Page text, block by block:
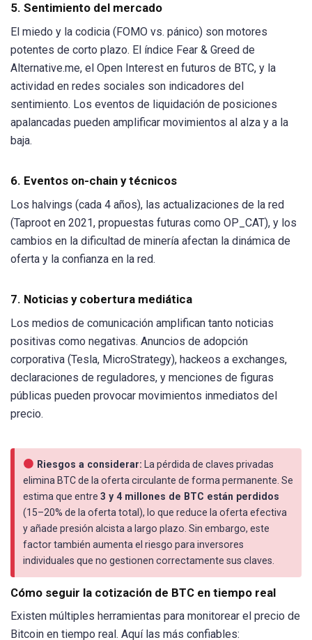
5. Sentimiento del mercado
El miedo y la codicia (FOMO vs. pánico) son motores
potentes de corto plazo. El índice Fear & Greed de
Alternative.me, el Open Interest en futuros de BTC, y la
actividad en redes sociales son indicadores del
sentimiento. Los eventos de liquidación de posiciones
apalancadas pueden amplificar movimientos al alza y a la
baja.
6. Eventos on-chain y técnicos
Los halvings (cada 4 años), las actualizaciones de la red
(Taproot en 2021, propuestas futuras como OP_CAT), y los
cambios en la dificultad de minería afectan la dinámica de
oferta y la confianza en la red.
7. Noticias y cobertura mediática
Los medios de comunicación amplifican tanto noticias
positivas como negativas. Anuncios de adopción
corporativa (Tesla, MicroStrategy), hackeos a exchanges,
declaraciones de reguladores, y menciones de figuras
públicas pueden provocar movimientos inmediatos del
precio.
Riesgos a considerar: La pérdida de claves privadas
elimina BTC de la oferta circulante de forma permanente. Se
estima que entre 3 y 4 millones de BTC están perdidos
(15–20% de la oferta total), lo que reduce la oferta efectiva
y añade presión alcista a largo plazo. Sin embargo, este
factor también aumenta el riesgo para inversores
individuales que no gestionen correctamente sus claves.
Cómo seguir la cotización de BTC en tiempo real
Existen múltiples herramientas para monitorear el precio de
Bitcoin en tiempo real. Aquí las más confiables: